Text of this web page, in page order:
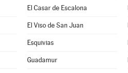
El Casar de Escalona
El Viso de San Juan
Esquivias
Guadamur